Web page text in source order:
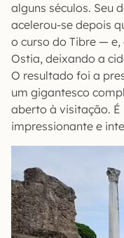
alguns séculos. Seu
acelerou-se depois
o curso do Tibre —
Ostia, deixando a
O resultado foi a
um gigantesco
aberto à visitação.
impressionante e